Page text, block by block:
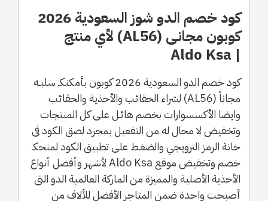
كود خصم الدو شوز السعودية 2026
كوبون مجانـى (AL56) لأي منتج
| Aldo Ksa
كود خصم الدو السعودية 2026 كوبون بأمكنكـ سلبـه
مجاناً (AL56) لشراء الحقائب والأحذية والحقائب
وايضا الأكسسوارات بخصم هائـل على كل المنتجات
وتخفيض لا محال له من التفعيل بمجرد لصق الكود فى
خانة الرمز الترويجي والضغـط على تطبيق الكود لمنحكـ
خصم وتخفيض موقع Aldo Ksa لأشهر وأفضل أنواع
الأحذية الأصلية والمميزة من الماركة العالمية الدو التى
أصبحت واحدة ضمن المتاجر الأفضل للألاف من